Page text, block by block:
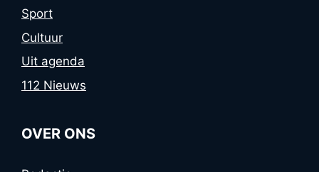
Sport
Cultuur
Uit agenda
112 Nieuws
OVER ONS